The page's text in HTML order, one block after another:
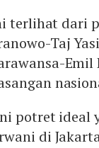
terlihat dari
Taj
potret ideal
di